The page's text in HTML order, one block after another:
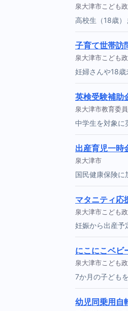
泉大津市こども
高校生（18歳）
子育て世帯訪
泉大津市こども
妊婦さんや18
英検受験補助
泉大津市教育委
中学生を対象に
出産育児一時
泉大津市
国民健康保険に
マタニティ応
泉大津市こども
妊娠から出産予
にこにこベビ
泉大津市こども
7か月の子ども
幼児同乗用自